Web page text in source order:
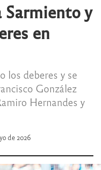
Sarmiento y
en
los deberes y se
González
Hernandes y
de 2026